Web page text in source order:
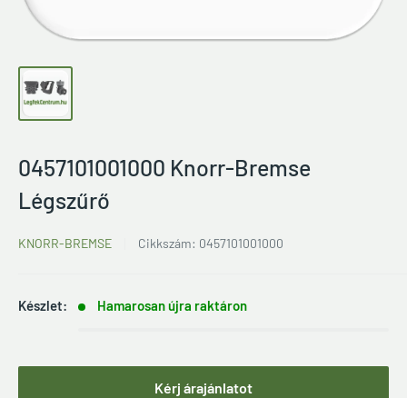
0457101001000 Knorr-Bremse
Légszűrő
KNORR-BREMSE Cikkszám: 0457101001000
Készlet: Hamarosan újra raktáron
Kérj árajánlatot